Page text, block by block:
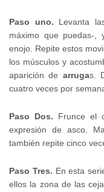
Paso uno. Levanta
máximo que puedas-
enojo. Repite estos
los músculos y
aparición de arrugas.
cuatro veces por
Paso Dos. Frunce el
expresión de asco.
también repite cinco
Paso Tres. En esta
ellos la zona de las